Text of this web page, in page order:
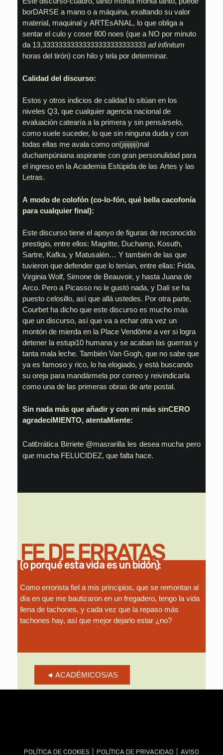
borDARSE a mano o a máquina, exaltando su valor
material, maquinal y ARTEsANAL, lo que obliga a
sentar el culo y coser 800 noes (que a NO por minuto
da 13,33333333333333333333333333 ad infinitum
horas del tirón) con hilo y tela por determinar.
Calidad del discurso:
Estos y otros indicios de calidad lo sitúan en los
niveles Q3, que cualquier agencia nacional de
evaluación catearía a la primera y sin pensárselo,
como suele suceder, lo que sin ninguna duda y con
todas ellas me avala como ori(jijijijiji)nal
duchampúniana aspirante con gran personulidad para
el ingreso en la Academia Estúpida de las Artes y las
Letras.
A modo de colofón (co-lo-fón, qué bella cacofonía
para cualquier final):
Este discurso tiene el apoyo de figuras de reconocido
prestigio, entre ellos: Magritte, Duchamp, Kosuth,
Sartre, Kafka, y Matusalén… Y también de las que
tuvieron que defender que lo tenían, entre ellas: Frida,
Virginia Wolf, Simone de Beauvoir, y hasta Juana de
Arco. Pero a Picasso no le gustó nada, y Dalí se ha
puesto celosillo, así que allá ustedes. Por otra parte,
Courbet ha dicho que este discurso es mucho más
que un discurso, así que va a echar otra vez un
montón de mierda en la Place Vendôme a ver si logra
detener la estupi10 humana y se acaban las guerras y
tanta mala leche. También Van Gogh, que no sabe que
ya es famoso y rico, lo ha elogiado, y está buscando
su oreja para mandármela por correo y reivindicarla
como una de las primeras obras de arte postal.
Sin nada más que añadir y con mi más sinCERO
agradeciMIENTO, atentaMiente:
Catεrrática Birriete @masrarilla les desea mucha pero
que mucha FELUCIDEZ, que falta hace.
FE DE ERRATAS
(o porqué esta vida es un bidón):
Como errorista fiel a mis principios, que se remontan al
día en que me bautizaron en un fregadero, tengo la vida
llena de tachones, y cada vez que la repaso más
tachones hay, así que mejor dejarlo estar ¿no?
◄ ACADÉMICOS/AS
POLÍTICA DE COOKIES POLÍTICA DE PRIVACIDAD AVISO